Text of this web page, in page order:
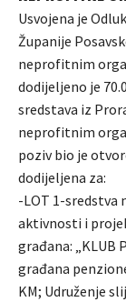
Usvojena je
Županije
neprofitnim
dodijeljeno je
sredstava iz
neprofitnim
poziv bio je
dodijeljena za:
-LOT 1-sredstva
aktivnosti i
građana: „KLUB
građana
KM; Udruženje